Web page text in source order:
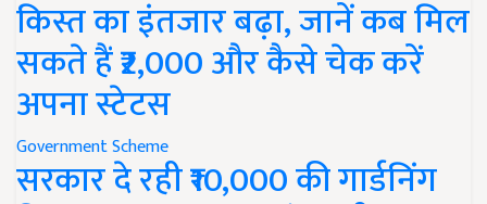
किस्त का इंतजार बढ़ा, जानें कब मिल
सकते हैं ₹2,000 और कैसे चेक करें
अपना स्टेटस
Government Scheme
सरकार दे रही ₹10,000 की गार्डनिंग